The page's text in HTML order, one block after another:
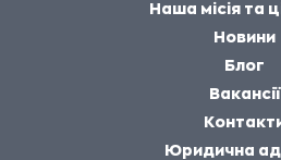
Наша місія та
Новини
Блог
Вакансії
Юридична